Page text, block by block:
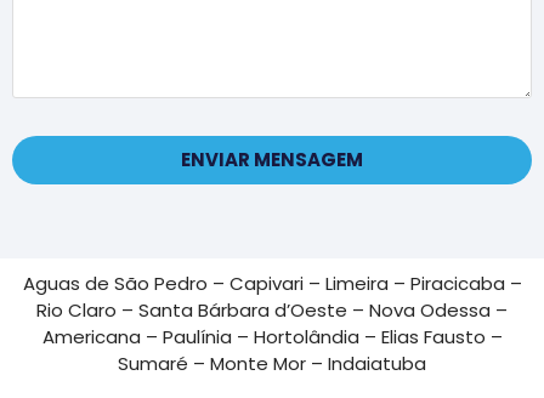
ENVIAR MENSAGEM
Aguas de São Pedro – Capivari – Limeira – Piracicaba –
Rio Claro – Santa Bárbara d’Oeste – Nova Odessa –
Americana – Paulínia – Hortolândia – Elias Fausto –
Sumaré – Monte Mor – Indaiatuba